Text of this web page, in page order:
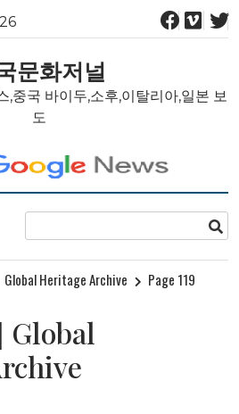
문화저널
,중국 바이두,소후,이탈리아,일본 보
도
Global Heritage Archive Page 119
Global